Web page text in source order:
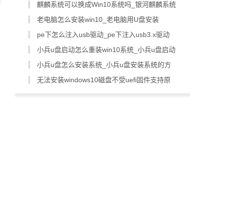
麒麟系统可以换成Win10系统吗_银河麒麟系统
老电脑怎么安装win10_老电脑用U盘安装
pe下怎么注入usb驱动_pe下注入usb3.x驱动
小兵u盘启动怎么重装win10系统_小兵u盘启动
小兵u盘怎么安装系统_小兵u盘安装系统的方
无法安装windows10磁盘不受uefi固件支持原